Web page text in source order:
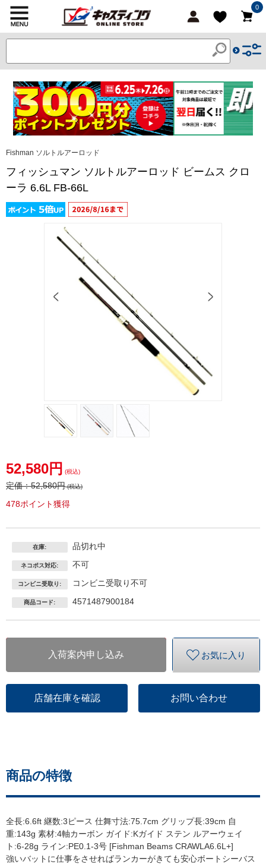
0
Fishman ソルトルアーロッド
フィッシュマン ソルトルアーロッド ビームス クロ
ーラ 6.6L FB-66L
52,580円 (税込)
定価：52,580円(税込)
478ポイント獲得
在庫: 品切れ中
ネコポス対応: 不可
コンビニ受取り: コンビニ受取り不可
商品コード: 4571487900184
入荷案内申し込み お気に入り
店舗在庫を確認 お問い合わせ
商品の特徴
全長:6.6ft 継数:3ピース 仕舞寸法:75.7cm グリップ長:39cm 自
重:143g 素材:4軸カーボン ガイド:Kガイド ステン ルアーウェイ
ト:6-28g ライン:PE0.1-3号 [Fishman Beams CRAWLA6.6L+]
強いバットに仕事をさせればランカーがきても安心ボートシーバス